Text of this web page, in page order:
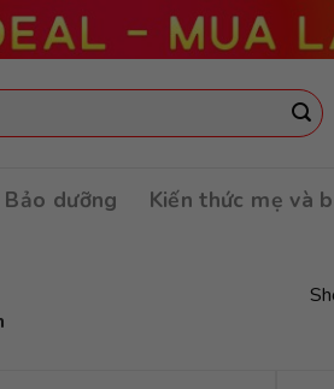
Bảo dưỡng Kiến thức mẹ và